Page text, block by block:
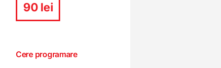
90 lei
Cere programare